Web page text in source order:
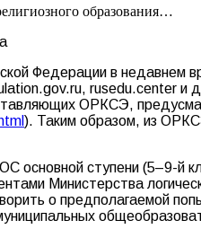
образования…
Федерации в недавнем
rusedu.center
ОРКСЭ,
). Таким образом, из
основной ступени (5–9-
Министерства
о предполагаемой